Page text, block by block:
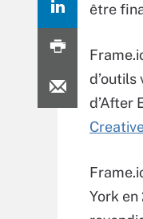
être
d’outils
d’After
York